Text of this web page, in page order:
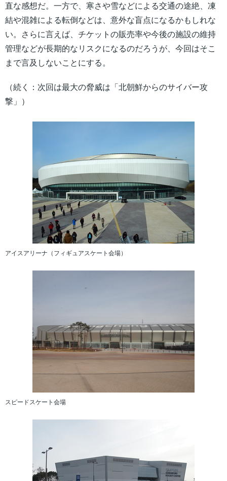
直な感想だ。一方で、寒さや雪などによる交通の途絶、凍
結や混雑による転倒などは、意外な盲点になるかもしれな
い。さらに言えば、チケットの販売率や今後の施設の維持
管理などが長期的なリスクになるのだろうが、今回はそこ
まで言及しないことにする。
（続く：次回は最大の脅威は「北朝鮮からのサイバー攻
撃」）
アイスアリーナ（フィギュアスケート会場）
スピードスケート会場